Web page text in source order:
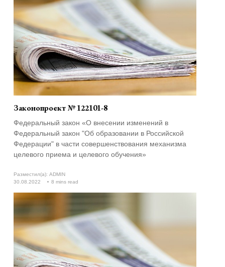
Законопроект № 122101-8
Федеральный закон «О внесении изменений в
Федеральный закон "Об образовании в Российской
Федерации" в части совершенствования механизма
целевого приема и целевого обучения»
Разместил(а): ADMIN
30.08.2022
8 mins read